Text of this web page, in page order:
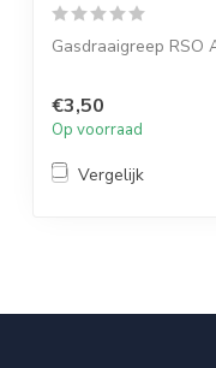
Gasdraaigreep RSO
€3,50
Op voorraad
Vergelijk